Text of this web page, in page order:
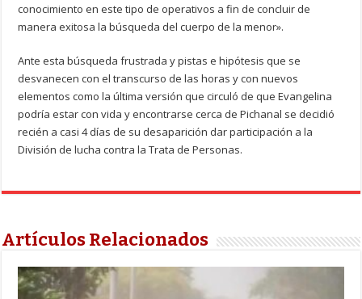
conocimiento en este tipo de operativos a fin de concluir de
manera exitosa la búsqueda del cuerpo de la menor».
Ante esta búsqueda frustrada y pistas e hipótesis que se
desvanecen con el transcurso de las horas y con nuevos
elementos como la última versión que circuló de que Evangelina
podría estar con vida y encontrarse cerca de Pichanal se decidió
recién a casi 4 días de su desaparición dar participación a la
División de lucha contra la Trata de Personas.
Artículos Relacionados